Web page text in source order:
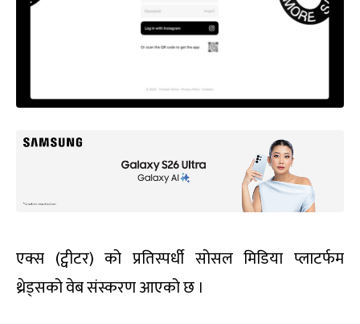
एक्स (ट्वीटर) को प्रतिस्पर्धी सोसल मिडिया प्लाटर्फम
थ्रेड्सको वेब संस्करण आएको छ ।